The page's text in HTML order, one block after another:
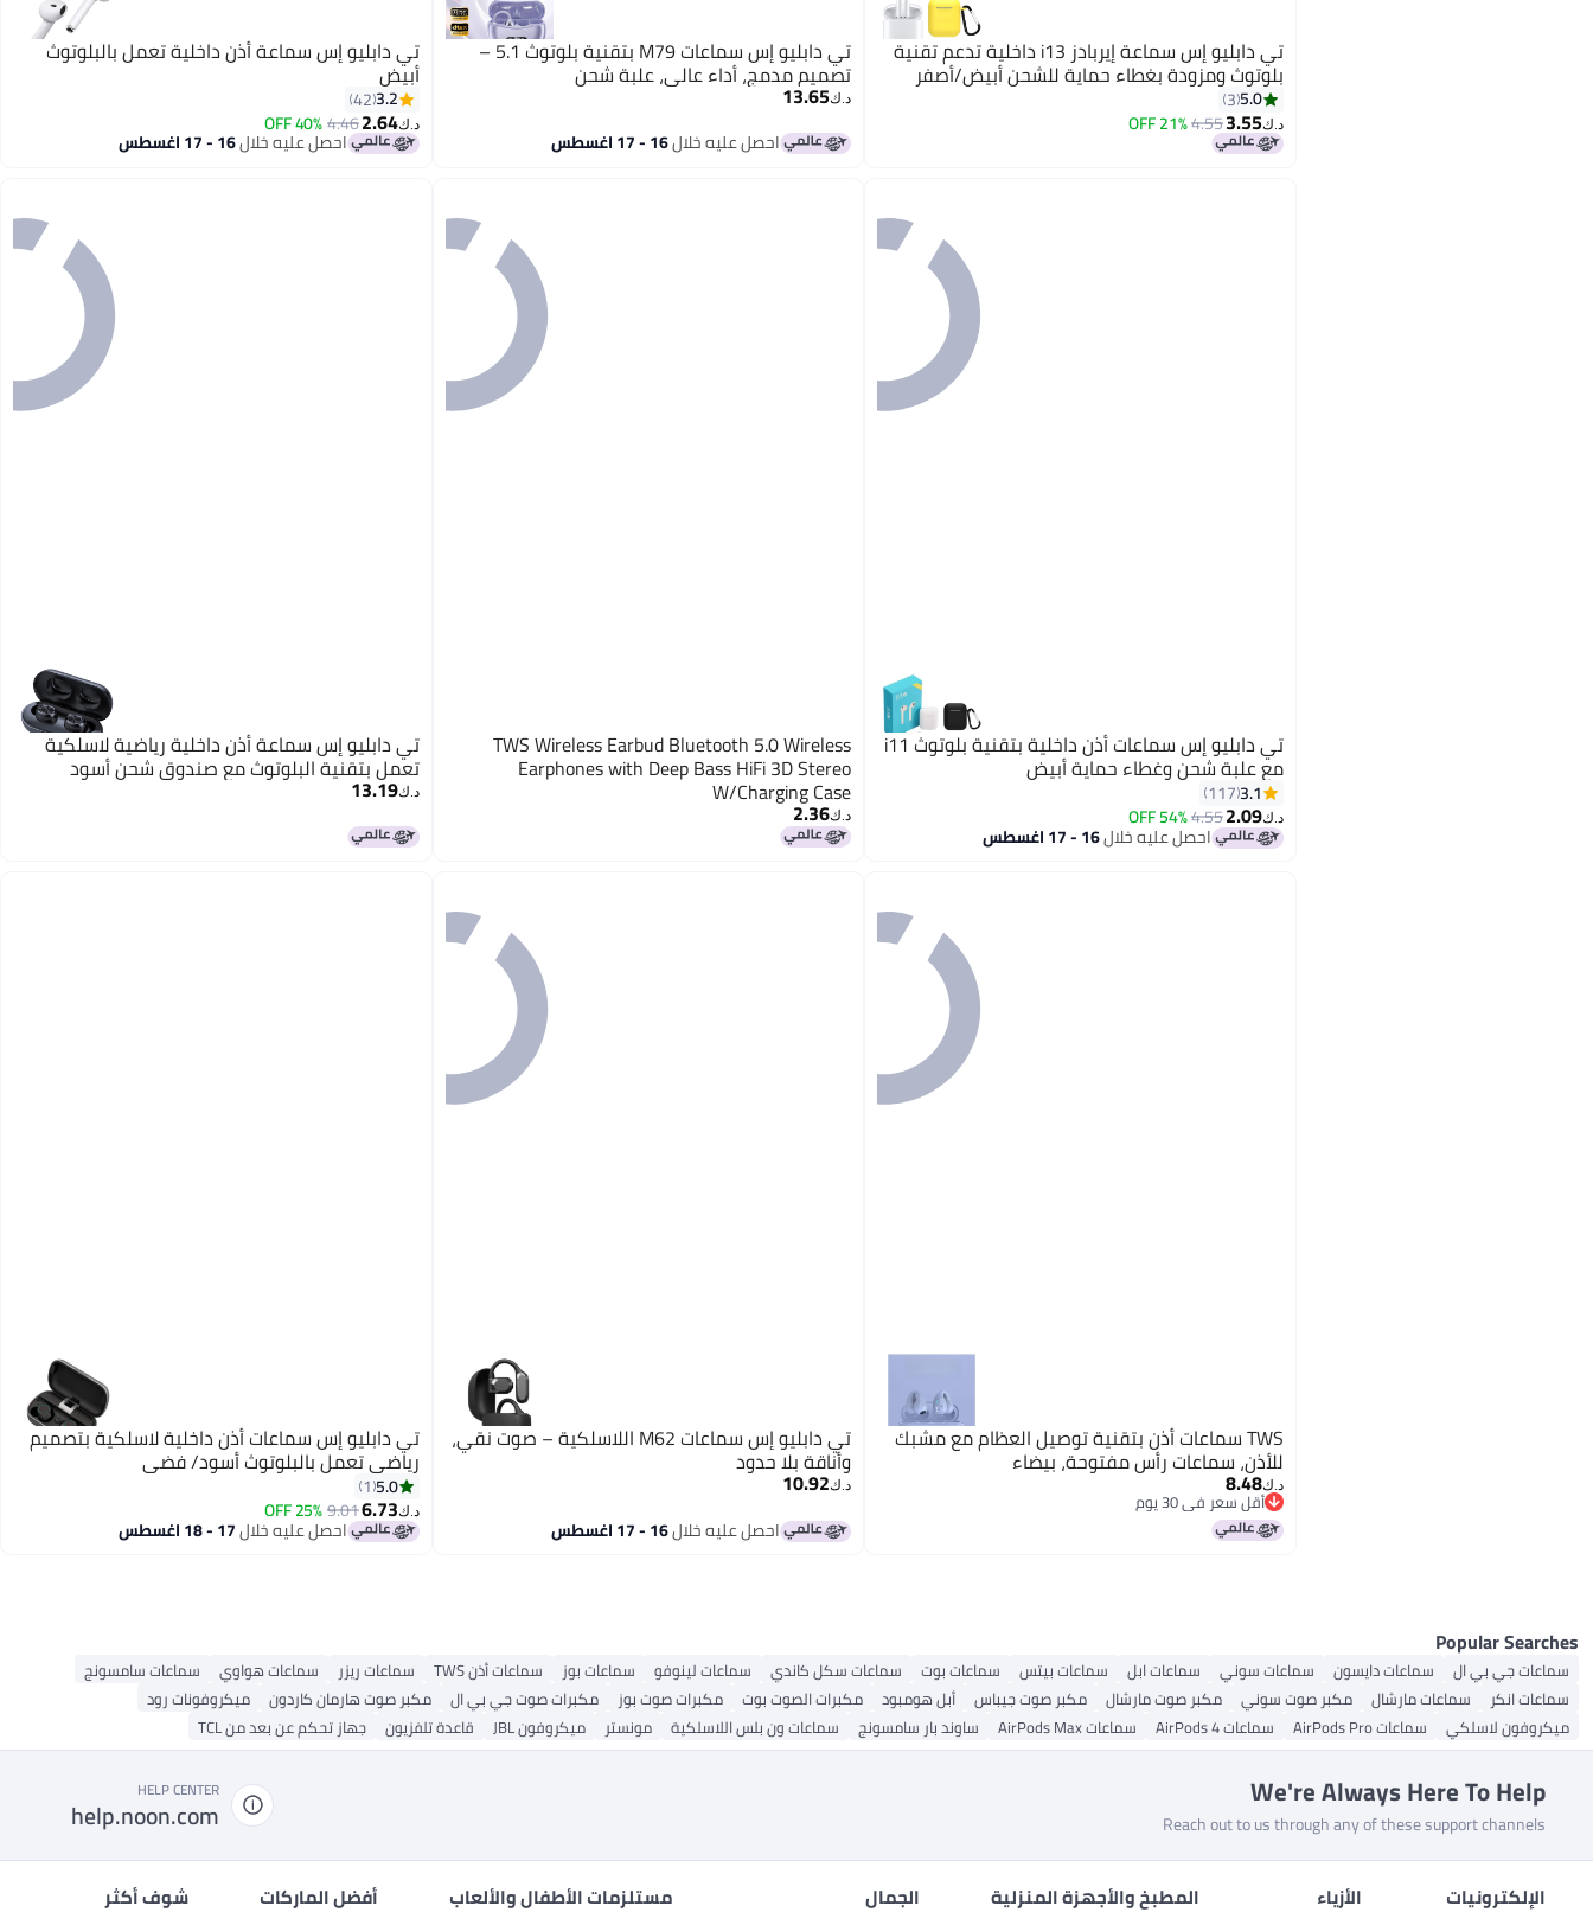
تي دابليو إس سماعة إيربادز i13 داخلية تدعم تقنية
بلوتوث ومزودة بغطاء حماية للشحن أبيض/أصفر
5.0
3
د.ك‏3.55
4.55
21% OFF
تي دابليو إس سماعات M79 بتقنية بلوتوث 5.1 –
تصميم مدمج، أداء عالي، علبة شحن
د.ك‏13.65
احصل عليه خلال16 - 17 اغسطس
تي دابليو إس سماعة أذن داخلية تعمل بالبلوتوث
أبيض
3.2
42
د.ك‏2.64
4.46
40% OFF
احصل عليه خلال16 - 17 اغسطس
تي دابليو إس سماعات أذن داخلية بتقنية بلوتوث i11
مع علبة شحن وغطاء حماية أبيض
3.1
117
د.ك‏2.09
4.55
54% OFF
احصل عليه خلال16 - 17 اغسطس
TWS Wireless Earbud Bluetooth 5.0 Wireless
Earphones with Deep Bass HiFi 3D Stereo
W/Charging Case
د.ك‏2.36
تي دابليو إس سماعة أذن داخلية رياضية لاسلكية
تعمل بتقنية البلوتوث مع صندوق شحن أسود
د.ك‏13.19
TWS سماعات أذن بتقنية توصيل العظام مع مشبك
للأذن، سماعات رأس مفتوحة، بيضاء
د.ك‏8.48
أقل سعر في 30 يوم
أقل سعر في 30 يوم
تي دابليو إس سماعات M62 اللاسلكية – صوت نقي،
وأناقة بلا حدود
د.ك‏10.92
احصل عليه خلال16 - 17 اغسطس
تي دابليو إس سماعات أذن داخلية لاسلكية بتصميم
رياضي تعمل بالبلوتوث أسود/ فضي
5.0
1
د.ك‏6.73
9.01
25% OFF
احصل عليه خلال17 - 18 اغسطس
Popular Searches
سماعات جي بي ال سماعات دايسون سماعات سوني سماعات ابل سماعات بيتس سماعات بوت سماعات سكل كاندي سماعات لينوفو سماعات بوز سماعات أذن TWS سماعات ريزر سماعات هواوي
سماعات سامسونج
سماعات انكر
سماعات مارشال مكبر صوت سوني مكبر صوت مارشال مكبر صوت جيباس أبل هومبود مكبرات الصوت بوت مكبرات صوت بوز مكبرات صوت جي بي ال مكبر صوت هارمان كاردون
ميكروفونات رود
ميكروفون لاسلكي
سماعات AirPods Pro سماعات AirPods 4 سماعات AirPods Max ساوند بار سامسونج سماعات ون بلس اللاسلكية مونستر ميكروفون JBL قاعدة تلفزيون جهاز تحكم عن بعد من TCL
We're Always Here To Help
Reach out to us through any of these support channels
HELP CENTER
help.noon.com
الإلكترونيات الأزياء المطبخ والأجهزة المنزلية الجمال مستلزمات الأطفال والألعاب أفضل الماركات شوف أكثر